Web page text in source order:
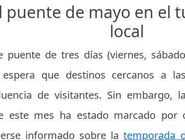
de mayo en el
local
puente de tres días (viernes,
que destinos cercanos a
de visitantes. Sin embargo,
este mes ha estado marcado por
informado sobre latemporada